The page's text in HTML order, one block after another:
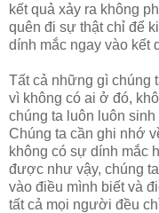
kết quả xảy ra không
quên đi sự thật chỉ để
dính mắc ngay vào kết
Tất cả những gì chúng
vì không có ai ở đó,
chúng ta luôn luôn
Chúng ta cần ghi nhớ
không có sự dính mắc
được như vậy, chúng
vào điều mình biết và
tất cả mọi người đều